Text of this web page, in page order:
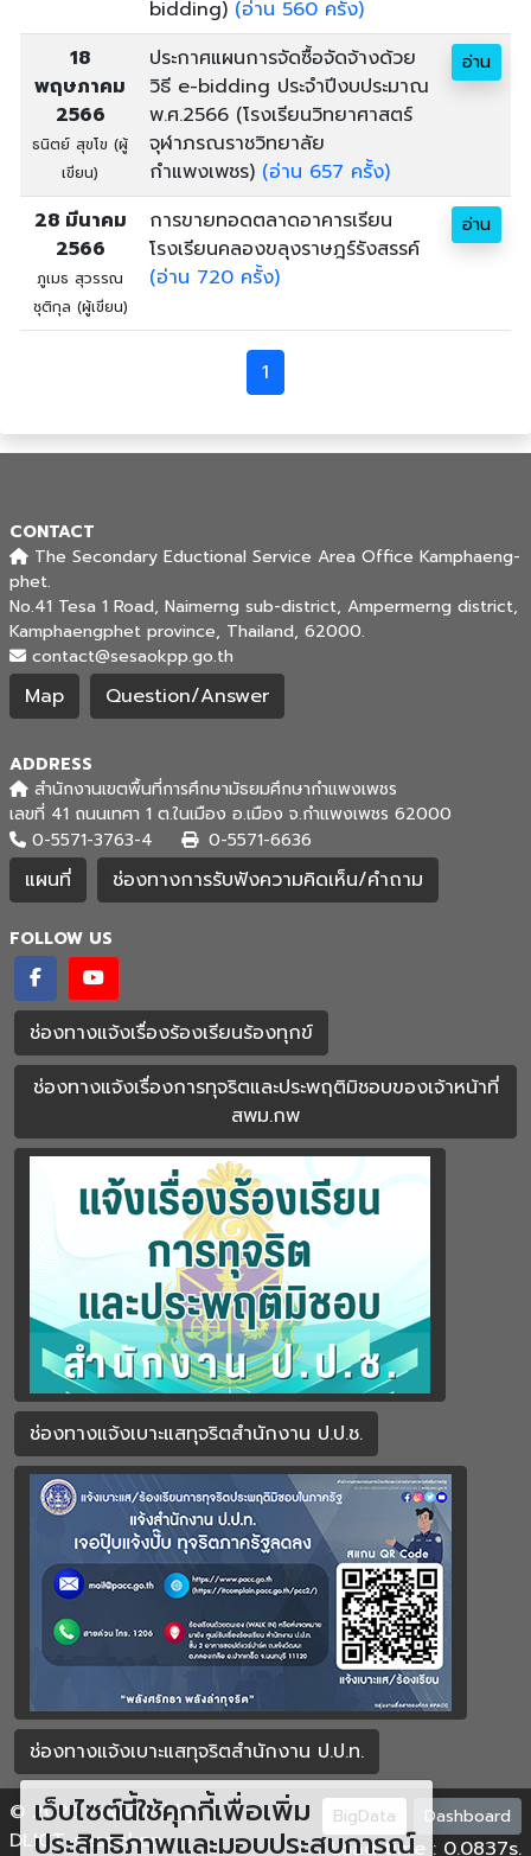
bidding) (อ่าน 560 ครั้ง)
18
พฤษภาคม
2566
ธนิตย์ สุขโข (ผู้
เขียน)
ประกาศแผนการจัดซื้อจัดจ้างด้วย
วิธี e-bidding ประจำปีงบประมาณ
พ.ศ.2566 (โรงเรียนวิทยาศาสตร์
จุฬาภรณราชวิทยาลัย
กำแพงเพชร) (อ่าน 657 ครั้ง)
อ่าน
28 มีนาคม
2566
ภูเมธ สุวรรณ
ชุติกุล (ผู้เขียน)
การขายทอดตลาดอาคารเรียน
โรงเรียนคลองขลุงราษฎร์รังสรรค์
(อ่าน 720 ครั้ง)
อ่าน
1
เว็บไซต์นี้ใช้คุกกี้เพื่อเพิ่ม
ประสิทธิภาพและมอบประสบการณ์
CONTACT
The Secondary Eductional Service Area Office Kamphaeng-
phet.
No.41 Tesa 1 Road, Naimerng sub-district, Ampermerng district,
Kamphaengphet province, Thailand, 62000.
contact@sesaokpp.go.th
Map Question/Answer
ADDRESS
สำนักงานเขตพื้นที่การศึกษามัธยมศึกษากำแพงเพชร
เลขที่ 41 ถนนเทศา 1 ต.ในเมือง อ.เมือง จ.กำแพงเพชร 62000
0-5571-3763-4
0-5571-6636
แผนที่ ช่องทางการรับฟังความคิดเห็น/คำถาม
FOLLOW US
ช่องทางแจ้งเรื่องร้องเรียนร้องทุกข์
ช่องทางแจ้งเรื่องการทุจริตและประพฤติมิชอบของเจ้าหน้าที่
สพม.กพ
ช่องทางแจ้งเบาะแสทุจริตสำนักงาน ป.ป.ช.
ช่องทางแจ้งเบาะแสทุจริตสำนักงาน ป.ป.ท.
© 2023 Powered by
DLICT-sesaokpp.
BigData Dashboard
Load time : 0.0837s.